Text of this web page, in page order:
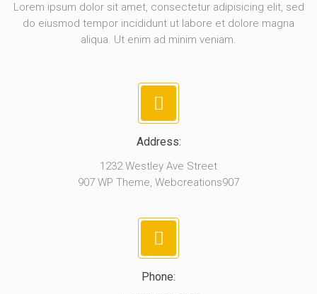
Lorem ipsum dolor sit amet, consectetur adipisicing elit, sed
do eiusmod tempor incididunt ut labore et dolore magna
aliqua. Ut enim ad minim veniam.
Address:
1232 Westley Ave Street
907 WP Theme, Webcreations907
Phone: